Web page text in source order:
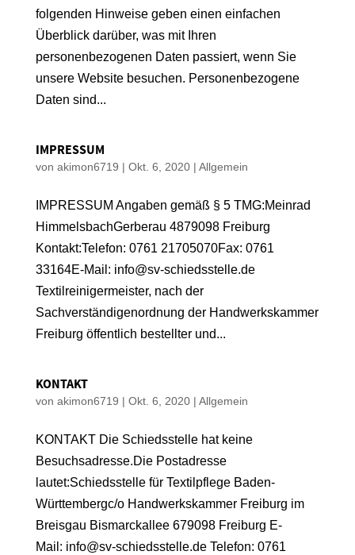
folgenden Hinweise geben einen einfachen
Überblick darüber, was mit Ihren
personenbezogenen Daten passiert, wenn Sie
unsere Website besuchen. Personenbezogene
Daten sind...
IMPRESSUM
von akimon6719 | Okt. 6, 2020| Allgemein
IMPRESSUM Angaben gemäß § 5 TMG:Meinrad
HimmelsbachGerberau 4879098 Freiburg
Kontakt:Telefon: 0761 21705070Fax: 0761
33164E-Mail: info@sv-schiedsstelle.de
Textilreinigermeister, nach der
Sachverständigenordnung der Handwerkskammer
Freiburg öffentlich bestellter und...
KONTAKT
von akimon6719 | Okt. 6, 2020| Allgemein
KONTAKT Die Schiedsstelle hat keine
Besuchsadresse.Die Postadresse
lautet:Schiedsstelle für Textilpflege Baden-
Württembergc/o Handwerkskammer Freiburg im
Breisgau Bismarckallee 679098 Freiburg E-
Mail: info@sv-schiedsstelle.de Telefon: 0761